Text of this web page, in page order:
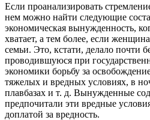
Если проанализировать
нем можно найти следующие
экономическая вынужденность,
хватает, а тем более, если
семьи. Это, кстати, делало почти
проводившуюся при
экономики борьбу за
тяжелых и вредных условиях, в
плавбазах и т. д. Вынуж­денные
предпочитали эти вредные
доплатой за вредность.